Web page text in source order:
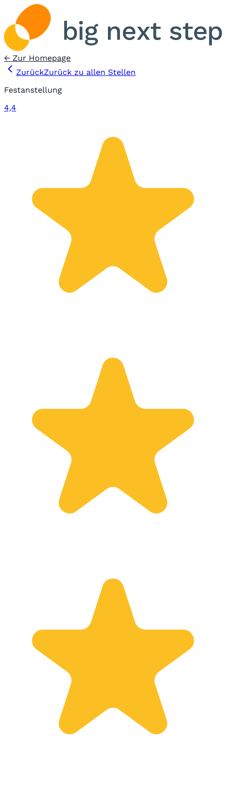
← Zur Homepage
ZurückZurück zu allen Stellen
Festanstellung
4,4